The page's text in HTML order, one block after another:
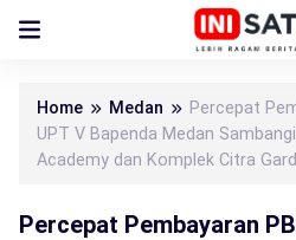
Home Medan
Percepat
UPT V Bapenda Medan
Academy dan Komplek Citra
Percepat Pembayaran